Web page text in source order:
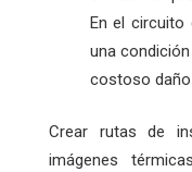
En el circuito
una
costoso
Crear rutas de
imágenes